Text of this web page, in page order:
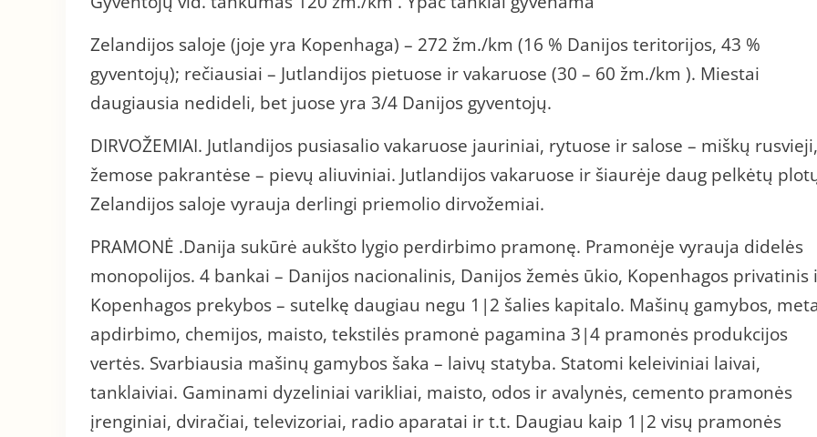
Zelandijos saloje (joje yra Kopenhaga) – 272 žm./km (16 % Danijos teritorijos, 43 %
gyventojų); rečiausiai – Jutlandijos pietuose ir vakaruose (30 – 60 žm./km ). Miestai
daugiausia nedideli, bet juose yra 3/4 Danijos gyventojų.
DIRVOŽEMIAI. Jutlandijos pusiasalio vakaruose jauriniai, rytuose ir salose – miškų rusvieji,
žemose pakrantėse – pievų aliuviniai. Jutlandijos vakaruose ir šiaurėje daug pelkėtų
Zelandijos saloje vyrauja derlingi priemolio dirvožemiai.
PRAMONĖ .Danija sukūrė aukšto lygio perdirbimo pramonę. Pramonėje vyrauja didelės
monopolijos. 4 bankai – Danijos nacionalinis, Danijos žemės ūkio, Kopenhagos privatinis
Kopenhagos prekybos – sutelkę daugiau negu 1|2 šalies kapitalo. Mašinų gamybos,
apdirbimo, chemijos, maisto, tekstilės pramonė pagamina 3|4 pramonės produkcijos
vertės. Svarbiausia mašinų gamybos šaka – laivų statyba. Statomi keleiviniai laivai,
tanklaiviai. Gaminami dyzeliniai varikliai, maisto, odos ir avalynės, cemento pramonės
įrenginiai, dviračiai, televizoriai, radio aparatai ir t.t. Daugiau kaip 1|2 visų pramonės